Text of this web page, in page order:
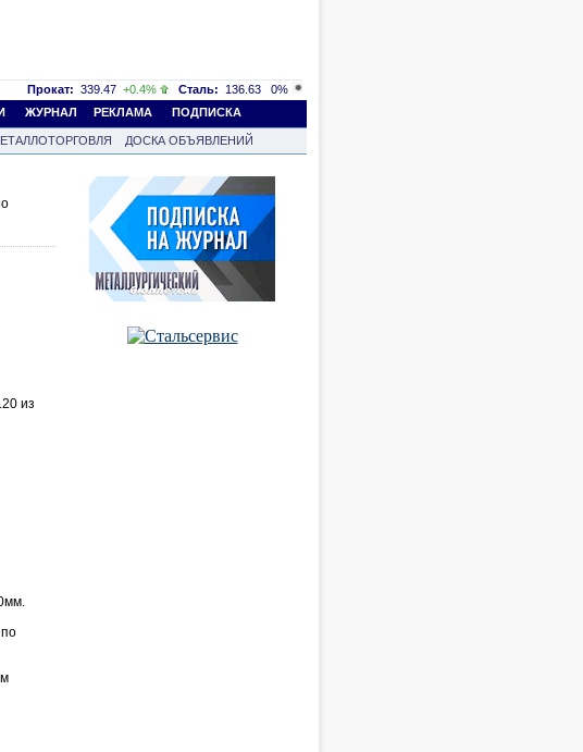
Прокат: 339.47 +0.4% Сталь: 136.63
0%
ЖУРНАЛ РЕКЛАМА ПОДПИСКА
ДОСКА ОБЪЯВЛЕНИЙ
из